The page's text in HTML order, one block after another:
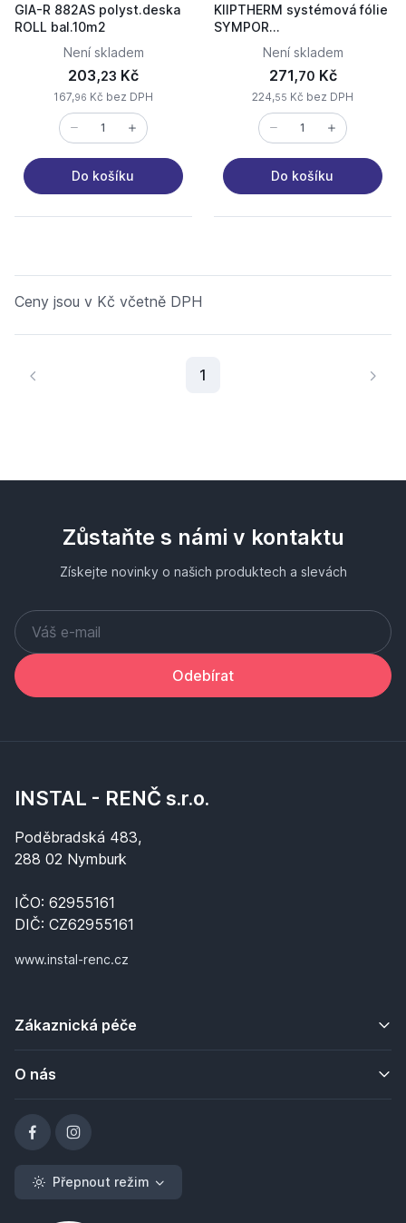
GIA-R 882AS polyst.deska
ROLL bal.10m2
Není skladem
203,23 Kč
167,96 Kč bez DPH
Do košíku
KIIPTHERM systémová fólie
SYMPOR
1400x800mm/1,12m2 BEZ
Není skladem
271,70 Kč
224,55 Kč bez DPH
Do košíku
Ceny jsou v Kč včetně DPH
1
Zůstaňte s námi v kontaktu
Získejte novinky o našich produktech a slevách
Odebírat
INSTAL - RENČ s.r.o.
Poděbradská 483,
288 02 Nymburk
IČO: 62955161
DIČ: CZ62955161
www.instal-renc.cz
Zákaznická péče
O nás
Přepnout režim